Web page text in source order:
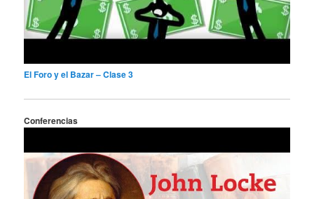
El Foro y el Bazar – Clase 3
Conferencias